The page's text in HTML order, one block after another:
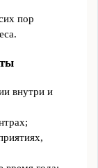
пор
внутри и